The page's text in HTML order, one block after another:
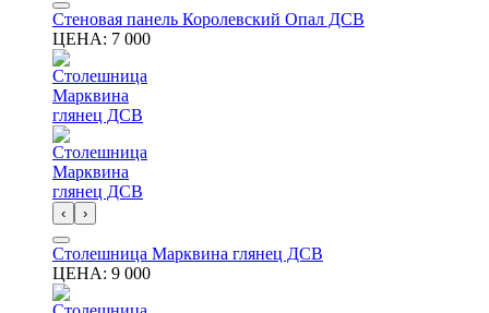
Стеновая панель Королевский Опал ДСВ
ЦЕНА: 7 000
‹ ›
Столешница Марквина глянец ДСВ
ЦЕНА: 9 000